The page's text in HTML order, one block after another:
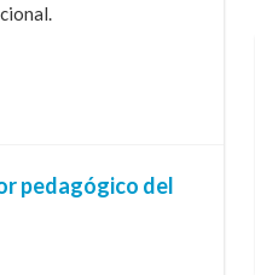
pedagógico del